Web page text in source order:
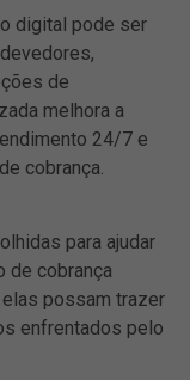
digital pode ser
de
melhora a
24/7 e
cobrança.
para ajudar
de cobrança
possam trazer
enfrentados pelo